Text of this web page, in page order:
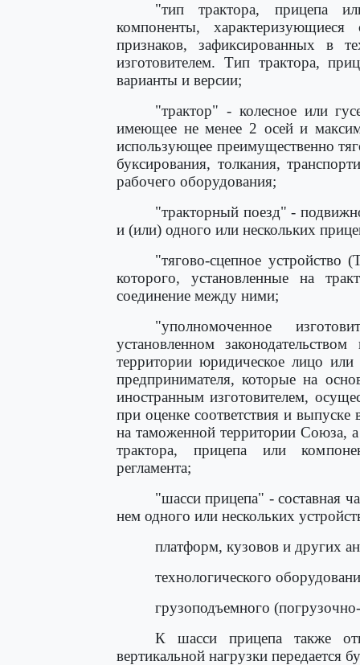
"тип трактора, прицепа
компоненты, характеризующиеся
признаков, зафиксированных в
изготовителем. Тип трактора,
варианты и версии;
"трактор" - колесное или
имеющее не менее 2 осей и
использующее преимущественно
буксирования, толкания,
рабочего оборудования;
"тракторный поезд" -
и (или) одного или нескольких
"тягово-сцепное устройство
которого, установленные на
соединение между ними;
"уполномоченное
установленном
территории юридическое лицо или
предпринимателя, которые на
иностранным изготовителем,
при оценке соответствия и
на таможенной территории Союза, а
трактора, прицепа или
регламента;
"шасси прицепа" - составная
нем одного или нескольких
платформ, кузовов и других
технологического
грузоподъемного
К шасси прицепа также
вертикальной нагрузки